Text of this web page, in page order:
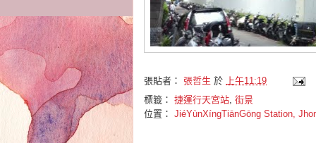
張貼者： 張哲生 於
上午11:19
標籤： 捷運行天宮站, 街景
位置： JiéYùnXíngTiānGōng Station,